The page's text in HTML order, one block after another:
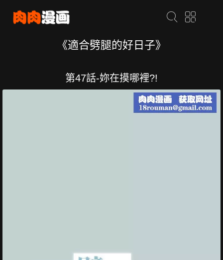
《適合劈腿的好日子》
第47話-妳在摸哪裡?!